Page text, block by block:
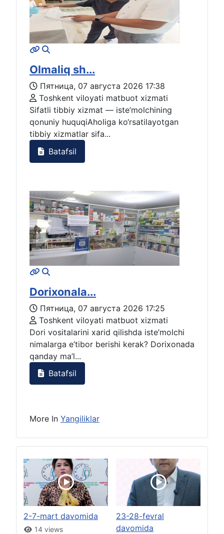
Olmaliq sh...
Пятница, 07 августа 2026 17:38
Toshkent viloyati matbuot xizmati
Sifatli tibbiy xizmat — iste’molchining
qonuniy huquqiAholiga ko‘rsatilayotgan
tibbiy xizmatlar sifa...
Batafsil
Dorixonala...
Пятница, 07 августа 2026 17:25
Toshkent viloyati matbuot xizmati
Dori vositalarini xarid qilishda iste’molchi
nimalarga e’tibor berishi kerak? Dorixonada
qanday ma’l...
Batafsil
More In Yangiliklar
2-7-mart davomida
14 views
23-28-fevral
davomida